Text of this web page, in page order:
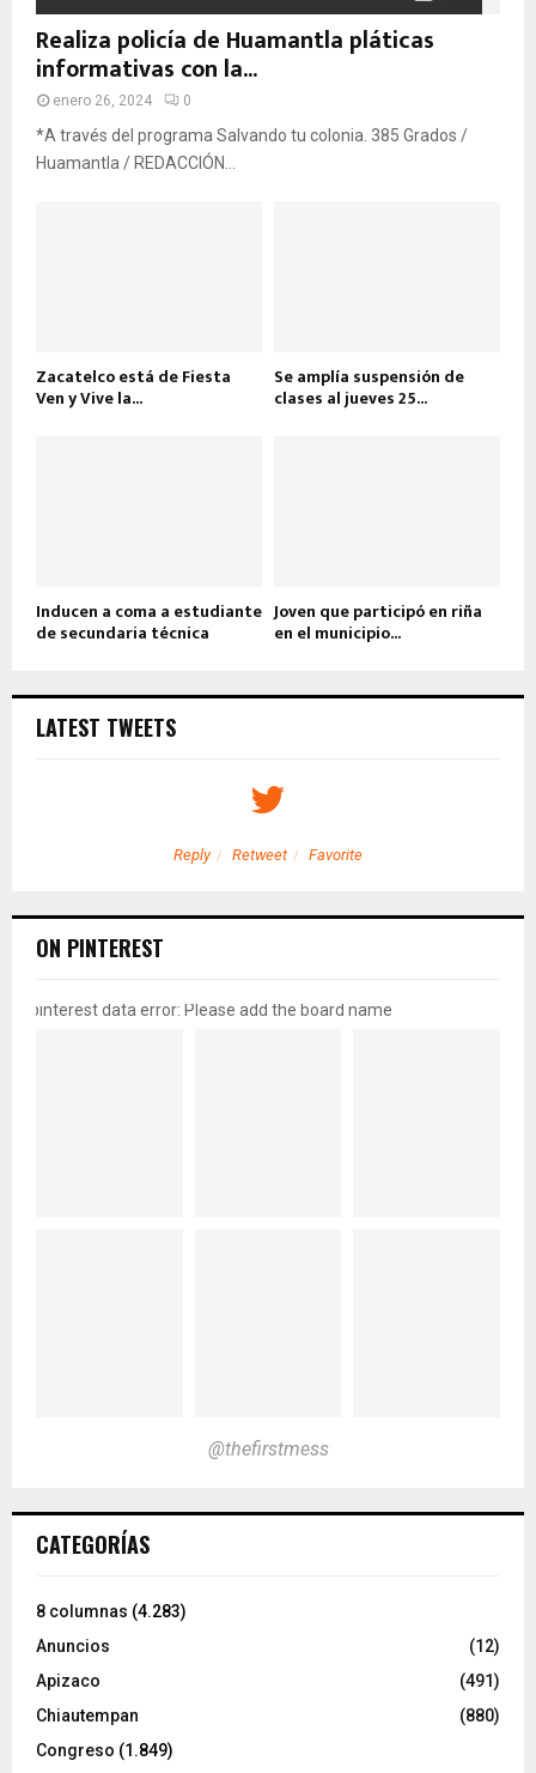
Realiza policía de Huamantla pláticas
informativas con la...
enero 26, 2024 0
*A través del programa Salvando tu colonia. 385 Grados /
Huamantla / REDACCIÓN...
Zacatelco está de Fiesta
Ven y Vive la...
Se amplía suspensión de
clases al jueves 25...
Inducen a coma a estudiante
de secundaria técnica
Joven que participó en riña
en el municipio...
LATEST TWEETS
Reply Retweet Favorite
ON PINTEREST
pinterest data error: Please add the board name
@thefirstmess
CATEGORÍAS
8 columnas (4.283)
Anuncios
(12)
Apizaco
(491)
Chiautempan
(880)
Congreso (1.849)